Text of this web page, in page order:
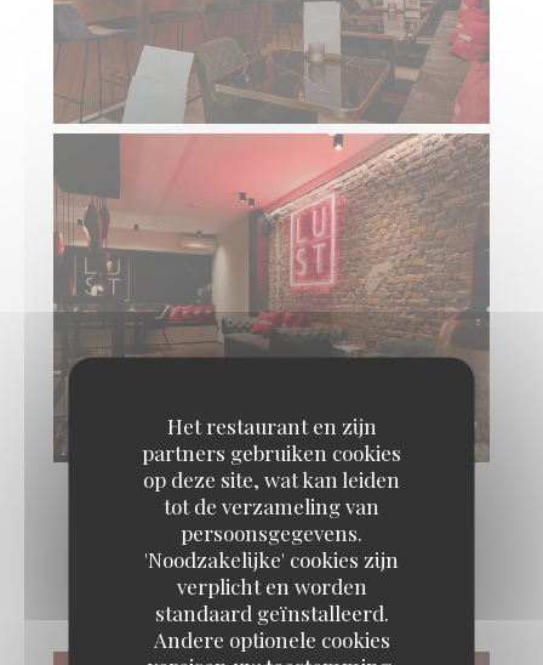
Het restaurant en zijn
partners gebruiken cookies
op deze site, wat kan leiden
tot de verzameling van
persoonsgegevens.
'Noodzakelijke' cookies zijn
verplicht en worden
standaard geïnstalleerd.
Andere optionele cookies
LUST Gastrobar